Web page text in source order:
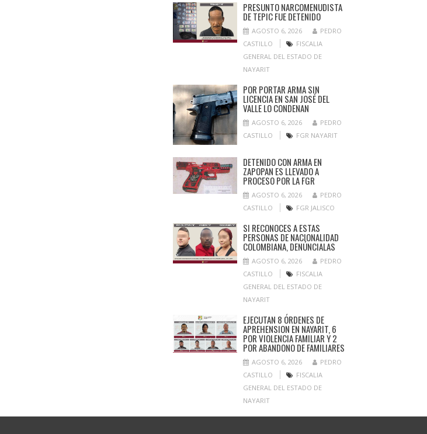
PRESUNTO NARCOMENUDISTA
DE TEPIC FUE DETENIDO
AGOSTO 6, 2026
PEDRO
CASTILLO
FISCALIA
GENERAL DEL ESTADO DE
NAYARIT
POR PORTAR ARMA SIN
LICENCIA EN SAN JOSÉ DEL
VALLE LO CONDENAN
AGOSTO 6, 2026
PEDRO
CASTILLO
FGR NAYARIT
DETENIDO CON ARMA EN
ZAPOPAN ES LLEVADO A
PROCESO POR LA FGR
AGOSTO 6, 2026
PEDRO
CASTILLO
FGR JALISCO
SI RECONOCES A ESTAS
PERSONAS DE NACIONALIDAD
COLOMBIANA, DENÚNCIALAS
AGOSTO 6, 2026
PEDRO
CASTILLO
FISCALIA
GENERAL DEL ESTADO DE
NAYARIT
EJECUTAN 8 ÓRDENES DE
APREHENSION EN NAYARIT, 6
POR VIOLENCIA FAMILIAR Y 2
POR ABANDONO DE FAMILIARES
AGOSTO 6, 2026
PEDRO
CASTILLO
FISCALIA
GENERAL DEL ESTADO DE
NAYARIT